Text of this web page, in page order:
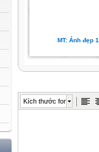
MT: Ảnh đẹp 1
Kích thước font